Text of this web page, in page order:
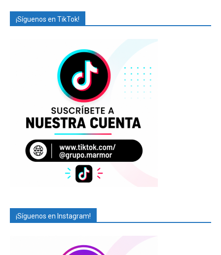
¡Síguenos en TikTok!
¡Síguenos en Instagram!